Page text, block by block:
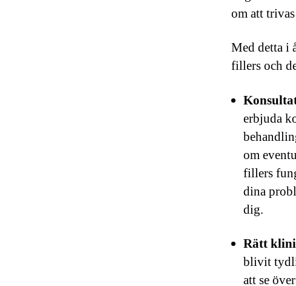
om att
Med detta i
fillers och
erbjuda
om
fillers
dina
dig.
Rätt
blivit
att se